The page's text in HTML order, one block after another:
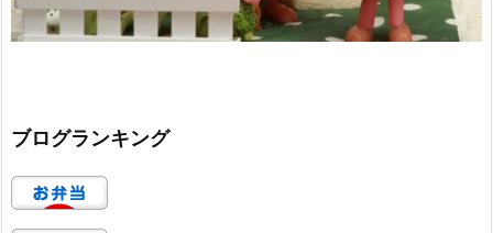
ブログランキング